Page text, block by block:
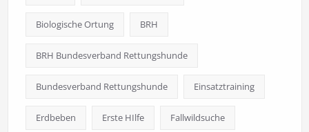
Biologische Ortung BRH
BRH Bundesverband Rettungshunde
Bundesverband Rettungshunde Einsatztraining
Erdbeben Erste HIlfe Fallwildsuche